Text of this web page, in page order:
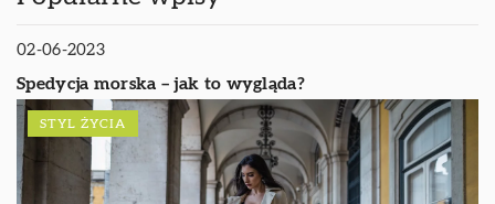
BIZNES I USŁUGI
02-06-2023
Spedycja morska – jak to wygląda?
STYL ŻYCIA